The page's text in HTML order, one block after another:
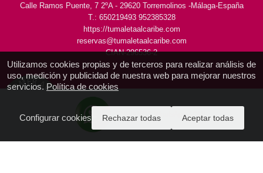
ENVIANOS WhatsApp AQUI
Utilizamos cookies propias y de terceros para realizar análisis de
uso, medición y publicidad de nuestra web para mejorar nuestros
servicios. Política de cookies
Configurar cookies Rechazar todas Aceptar todas
Calle Ramos Puente, 7 2ºA - 29620 Torremolinos -Málaga-España
T.: 650219493 952385328
https://tumaletaalcaribe.com
reservas@tumaletaalcaribe.com
CIAN-296536-2